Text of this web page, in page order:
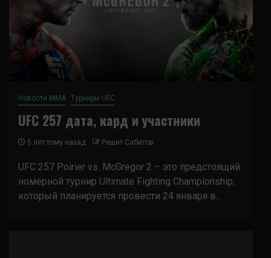
Новости ММА Турниры UFC
UFC 257 дата, кард и участники
5 лет тому назад Решит Сабитов
UFC 257 Poirier vs. McGregor 2 – это предстоящий
номерной турнир Ultimate Fighting Championship,
который планируется провести 24 января в...